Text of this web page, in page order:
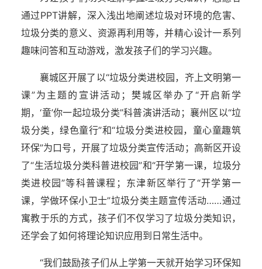
通过PPT讲解，深入浅出地阐述垃圾对环境的危害、
垃圾分类的意义、资源再利用等，并精心设计一系列
趣味问答和互动游戏，激发孩子们的学习兴趣。
襄城区开展了以“垃圾分类进校园，齐上文明第一
课”为主题的宣讲活动；樊城区举办了“开启新学
期，‘童’你一起垃圾分类”科普演讲活动；襄州区以“垃
圾分类，绿色童行”和“垃圾分类进校园，童心童趣筑
环保”为口号，开展了垃圾分类宣传活动；高新区开设
了“生活垃圾分类科普进校园”和“开学第一课，垃圾分
类进校园”等科普课程；东津新区举行了“开学第一
课，学做环保小卫士”垃圾分类主题宣传活动……通过
寓教于乐的方式，孩子们不仅学习了垃圾分类知识，
还学会了如何将理论知识应用到日常生活中。
“我们鼓励孩子们从上学第一天就开始学习环保知